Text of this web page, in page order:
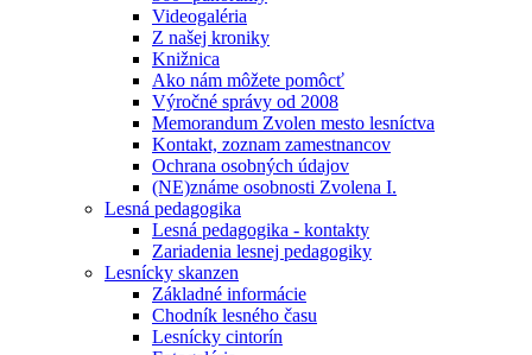
Videogaléria
Z našej kroniky
Knižnica
Ako nám môžete pomôcť
Výročné správy od 2008
Memorandum Zvolen mesto lesníctva
Kontakt, zoznam zamestnancov
Ochrana osobných údajov
(NE)známe osobnosti Zvolena I.
Lesná pedagogika
Lesná pedagogika - kontakty
Zariadenia lesnej pedagogiky
Lesnícky skanzen
Základné informácie
Chodník lesného času
Lesnícky cintorín